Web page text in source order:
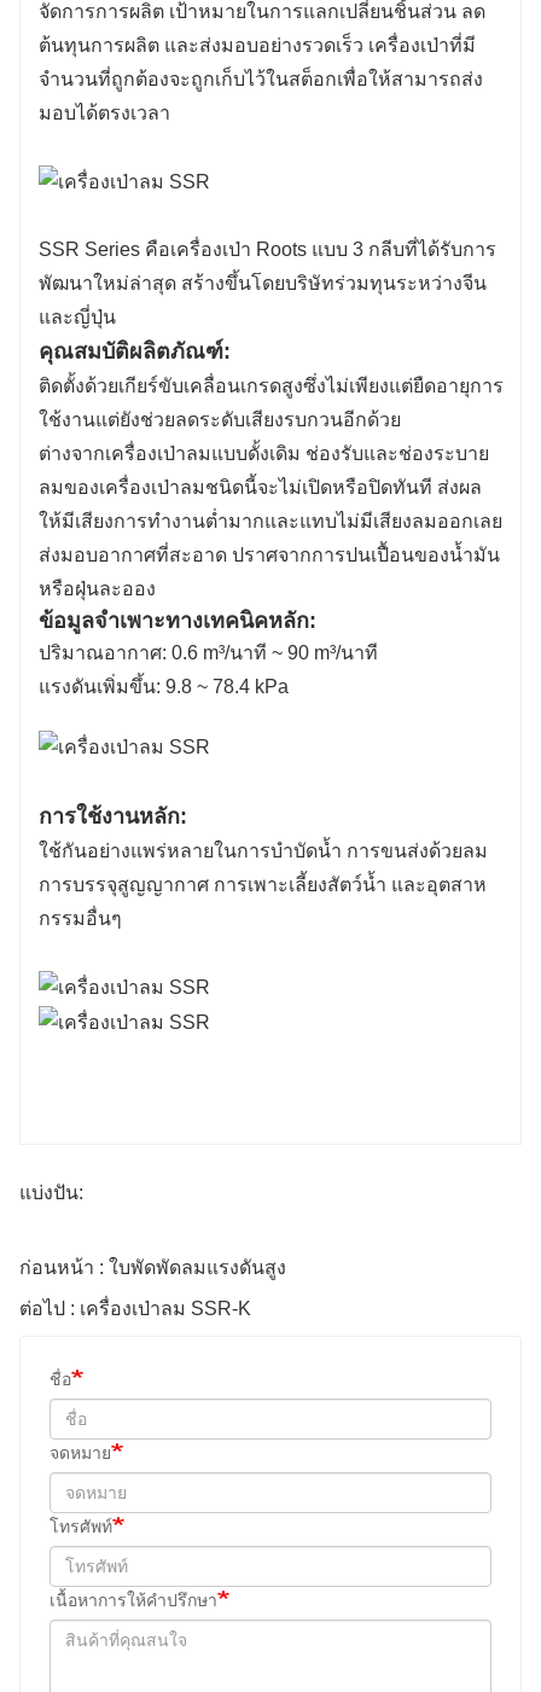
จัดการการผลิต เป้าหมายในการแลกเปลี่ยนชิ้นส่วน ลด
ต้นทุนการผลิต และส่งมอบอย่างรวดเร็ว เครื่องเป่าที่มี
จำนวนที่ถูกต้องจะถูกเก็บไว้ในสต็อกเพื่อให้สามารถส่ง
มอบได้ตรงเวลา
SSR Series คือเครื่องเป่า Roots แบบ 3 กลีบที่ได้รับการ
พัฒนาใหม่ล่าสุด สร้างขึ้นโดยบริษัทร่วมทุนระหว่างจีน
และญี่ปุ่น
คุณสมบัติผลิตภัณฑ์:
ติดตั้งด้วยเกียร์ขับเคลื่อนเกรดสูงซึ่งไม่เพียงแต่ยืดอายุการ
ใช้งานแต่ยังช่วยลดระดับเสียงรบกวนอีกด้วย
ต่างจากเครื่องเป่าลมแบบดั้งเดิม ช่องรับและช่องระบาย
ลมของเครื่องเป่าลมชนิดนี้จะไม่เปิดหรือปิดทันที ส่งผล
ให้มีเสียงการทำงานต่ำมากและแทบไม่มีเสียงลมออกเลย
ส่งมอบอากาศที่สะอาด ปราศจากการปนเปื้อนของน้ำมัน
หรือฝุ่นละออง
ข้อมูลจำเพาะทางเทคนิคหลัก:
ปริมาณอากาศ: 0.6 m³/นาที ~ 90 m³/นาที
แรงดันเพิ่มขึ้น: 9.8 ~ 78.4 kPa
การใช้งานหลัก:
ใช้กันอย่างแพร่หลายในการบำบัดน้ำ การขนส่งด้วยลม
การบรรจุสูญญากาศ การเพาะเลี้ยงสัตว์น้ำ และอุตสาห
กรรมอื่นๆ
แบ่งปัน:
ก่อนหน้า : ใบพัดพัดลมแรงดันสูง
ต่อไป : เครื่องเป่าลม SSR-K
ชื่อ
จดหมาย
โทรศัพท์
เนื้อหาการให้คำปรึกษา